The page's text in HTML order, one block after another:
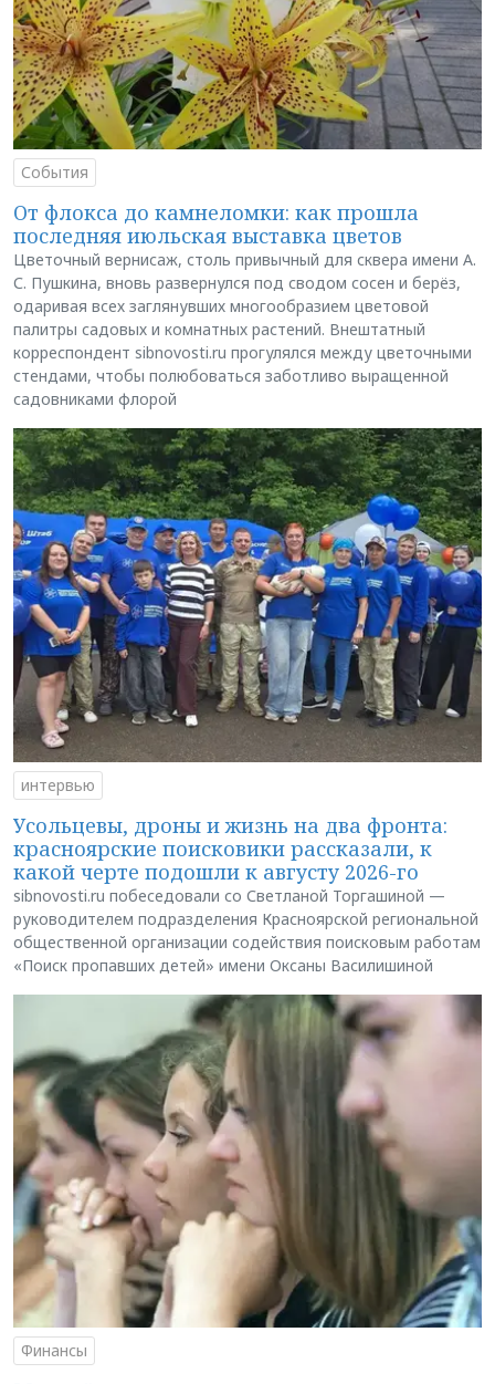
События
От флокса до камнеломки: как прошла
последняя июльская выставка цветов
Цветочный вернисаж, столь привычный для сквера имени А.
С. Пушкина, вновь развернулся под сводом сосен и берёз,
одаривая всех заглянувших многообразием цветовой
палитры садовых и комнатных растений. Внештатный
корреспондент sibnovosti.ru прогулялся между цветочными
стендами, чтобы полюбоваться заботливо выращенной
садовниками флорой
интервью
Усольцевы, дроны и жизнь на два фронта:
красноярские поисковики рассказали, к
какой черте подошли к августу 2026-го
sibnovosti.ru побеседовали со Светланой Торгашиной —
руководителем подразделения Красноярской региональной
общественной организации содействия поисковым работам
«Поиск пропавших детей» имени Оксаны Василишиной
Финансы